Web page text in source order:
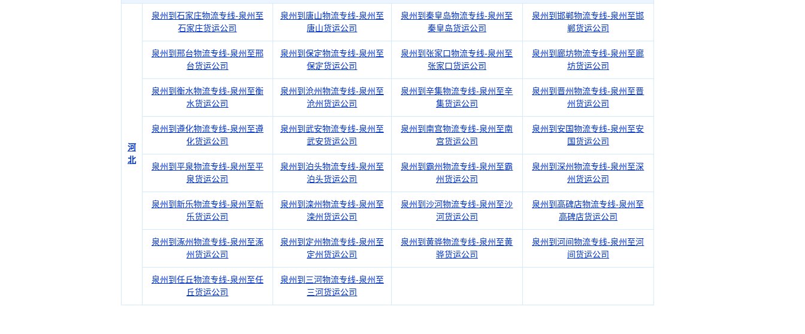
河
北
泉州到石家庄物流专线-泉州至
石家庄货运公司
泉州到唐山物流专线-泉州至
唐山货运公司
泉州到秦皇岛物流专线-泉州至
秦皇岛货运公司
泉州到邯郸物流专线-泉州至邯
郸货运公司
泉州到邢台物流专线-泉州至邢
台货运公司
泉州到保定物流专线-泉州至
保定货运公司
泉州到张家口物流专线-泉州至
张家口货运公司
泉州到廊坊物流专线-泉州至廊
坊货运公司
泉州到衡水物流专线-泉州至衡
水货运公司
泉州到沧州物流专线-泉州至
沧州货运公司
泉州到辛集物流专线-泉州至辛
集货运公司
泉州到晋州物流专线-泉州至晋
州货运公司
泉州到遵化物流专线-泉州至遵
化货运公司
泉州到武安物流专线-泉州至
武安货运公司
泉州到南宫物流专线-泉州至南
宫货运公司
泉州到安国物流专线-泉州至安
国货运公司
泉州到平泉物流专线-泉州至平
泉货运公司
泉州到泊头物流专线-泉州至
泊头货运公司
泉州到霸州物流专线-泉州至霸
州货运公司
泉州到深州物流专线-泉州至深
州货运公司
泉州到新乐物流专线-泉州至新
乐货运公司
泉州到滦州物流专线-泉州至
滦州货运公司
泉州到沙河物流专线-泉州至沙
河货运公司
泉州到高碑店物流专线-泉州至
高碑店货运公司
泉州到涿州物流专线-泉州至涿
州货运公司
泉州到定州物流专线-泉州至
定州货运公司
泉州到黄骅物流专线-泉州至黄
骅货运公司
泉州到河间物流专线-泉州至河
间货运公司
泉州到任丘物流专线-泉州至任
丘货运公司
泉州到三河物流专线-泉州至
三河货运公司